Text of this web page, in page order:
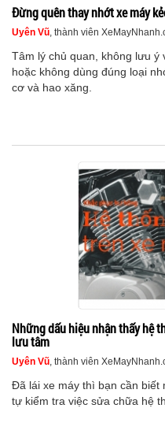
Đừng quên thay nhớt xe máy
Uyên Vũ, thành viên
Tâm lý chủ quan, không lưu ý
hoặc không dùng đúng loại
cơ và hao xăng.
Những dấu hiệu nhận thấy hệ
lưu tâm
Uyên Vũ, thành viên
Đã lái xe máy thì bạn cần biết
tự kiểm tra việc sửa chữa hệ